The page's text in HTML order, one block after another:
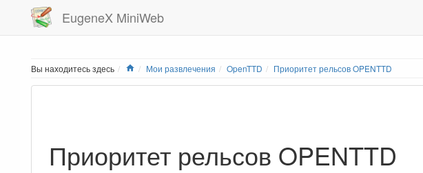
EugeneX MiniWeb
Вы находитесь здесь Home
Мои развлечения OpenTTD Приоритет рельсов OPENTTD
Приоритет рельсов OPENTTD